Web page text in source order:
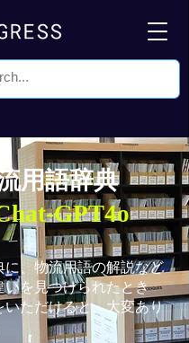
用語辞典
GPT4o
に、物流用語の解説など
いを見つけられたとき
いただけると、大変あり